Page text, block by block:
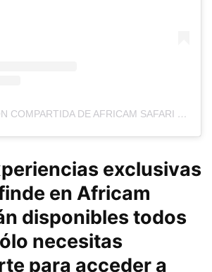
UNA PUBLICACIÓN COMPARTIDA DE AFRICAM SAFARI (@AFRICAMSAFARIPUEBLA)
exclusivas
en Africam
disponibles todos
necesitas
para acceder a